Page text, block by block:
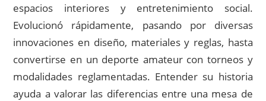
espacios interiores y entretenimiento social.
Evolucionó rápidamente, pasando por diversas
innovaciones en diseño, materiales y reglas, hasta
convertirse en un deporte amateur con torneos y
modalidades reglamentadas. Entender su historia
ayuda a valorar las diferencias entre una mesa de